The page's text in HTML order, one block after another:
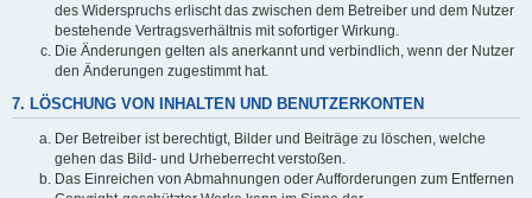
des Widerspruchs erlischt das zwischen dem Betreiber und dem Nutzer
bestehende Vertragsverhältnis mit sofortiger Wirkung.
Die Änderungen gelten als anerkannt und verbindlich, wenn der Nutzer
den Änderungen zugestimmt hat.
7. LÖSCHUNG VON INHALTEN UND BENUTZERKONTEN
Der Betreiber ist berechtigt, Bilder und Beiträge zu löschen, welche
gehen das Bild- und Urheberrecht verstoßen.
Das Einreichen von Abmahnungen oder Aufforderungen zum Entfernen